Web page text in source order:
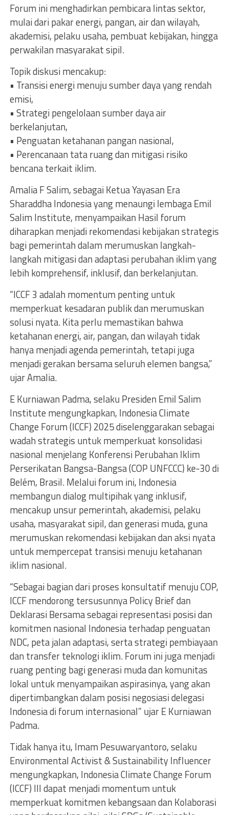
Forum ini menghadirkan pembicara lintas sektor,
mulai dari pakar energi, pangan, air dan wilayah,
akademisi, pelaku usaha, pembuat kebijakan, hingga
perwakilan masyarakat sipil.
Topik diskusi mencakup:
• Transisi energi menuju sumber daya yang rendah
emisi,
• Strategi pengelolaan sumber daya air
berkelanjutan,
• Penguatan ketahanan pangan nasional,
• Perencanaan tata ruang dan mitigasi risiko
bencana terkait iklim.
Amalia F Salim, sebagai Ketua Yayasan Era
Sharaddha Indonesia yang menaungi lembaga Emil
Salim Institute, menyampaikan Hasil forum
diharapkan menjadi rekomendasi kebijakan strategis
bagi pemerintah dalam merumuskan langkah-
langkah mitigasi dan adaptasi perubahan iklim yang
lebih komprehensif, inklusif, dan berkelanjutan.
“ICCF 3 adalah momentum penting untuk
memperkuat kesadaran publik dan merumuskan
solusi nyata. Kita perlu memastikan bahwa
ketahanan energi, air, pangan, dan wilayah tidak
hanya menjadi agenda pemerintah, tetapi juga
menjadi gerakan bersama seluruh elemen bangsa,”
ujar Amalia.
E Kurniawan Padma, selaku Presiden Emil Salim
Institute mengungkapkan, Indonesia Climate
Change Forum (ICCF) 2025 diselenggarakan sebagai
wadah strategis untuk memperkuat konsolidasi
nasional menjelang Konferensi Perubahan Iklim
Perserikatan Bangsa-Bangsa (COP UNFCCC) ke-30 di
Belém, Brasil. Melalui forum ini, Indonesia
membangun dialog multipihak yang inklusif,
mencakup unsur pemerintah, akademisi, pelaku
usaha, masyarakat sipil, dan generasi muda, guna
merumuskan rekomendasi kebijakan dan aksi nyata
untuk mempercepat transisi menuju ketahanan
iklim nasional.
“Sebagai bagian dari proses konsultatif menuju COP,
ICCF mendorong tersusunnya Policy Brief dan
Deklarasi Bersama sebagai representasi posisi dan
komitmen nasional Indonesia terhadap penguatan
NDC, peta jalan adaptasi, serta strategi pembiayaan
dan transfer teknologi iklim. Forum ini juga menjadi
ruang penting bagi generasi muda dan komunitas
lokal untuk menyampaikan aspirasinya, yang akan
dipertimbangkan dalam posisi negosiasi delegasi
Indonesia di forum internasional” ujar E Kurniawan
Padma.
Tidak hanya itu, Imam Pesuwaryantoro, selaku
Environmental Activist & Sustainability Influencer
mengungkapkan, Indonesia Climate Change Forum
(ICCF) III dapat menjadi momentum untuk
memperkuat komitmen kebangsaan dan Kolaborasi